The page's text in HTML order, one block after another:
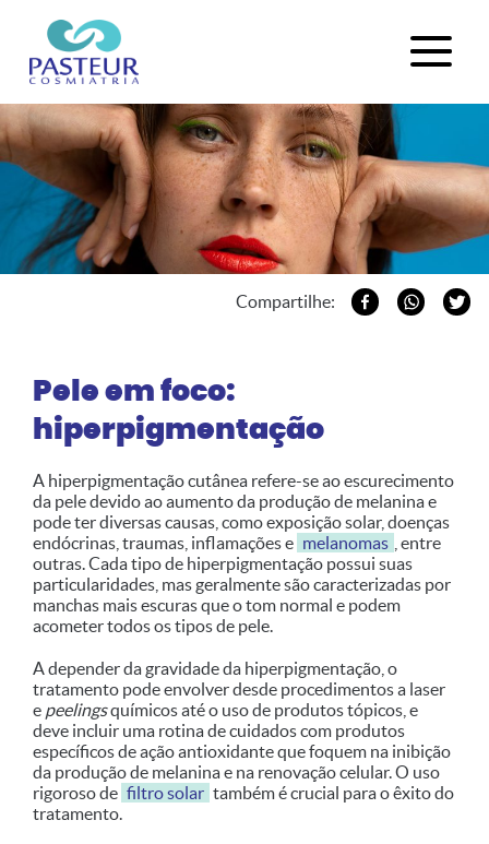
Compartilhe:
Pele em foco:
hiperpigmentação
A hiperpigmentação cutânea refere-se ao escurecimento
da pele devido ao aumento da produção de melanina e
pode ter diversas causas, como exposição solar, doenças
endócrinas, traumas, inflamações e melanomas
, entre
outras. Cada tipo de hiperpigmentação possui suas
particularidades, mas geralmente são caracterizadas por
manchas mais escuras que o tom normal e podem
acometer todos os tipos de pele.
A depender da gravidade da hiperpigmentação, o
tratamento pode envolver desde procedimentos a laser
e peelingsquímicos até o uso de produtos tópicos, e
deve incluir uma rotina de cuidados com produtos
específicos de ação antioxidante que foquem na inibição
da produção de melanina e na renovação celular. O uso
rigoroso de filtro solar também é crucial para o êxito do
tratamento.